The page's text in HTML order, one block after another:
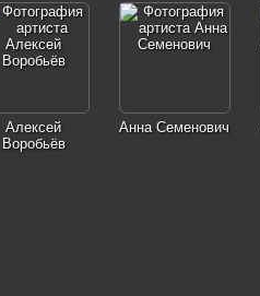
Алексей
Воробьёв
Анна Семенович